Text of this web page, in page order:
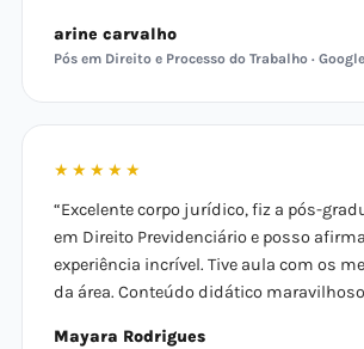
arine carvalho
Pós em Direito e Processo do Trabalho · Google
★★★★★
“Excelente corpo jurídico, fiz a pós-
em Direito Previdenciário e posso
experiência incrível. Tive aula com os
da área. Conteúdo didático
Mayara Rodrigues